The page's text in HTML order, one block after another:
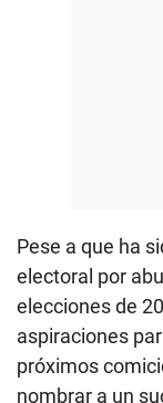
Pese a que ha
electoral por
elecciones de
aspiraciones
próximos
nombrar a un